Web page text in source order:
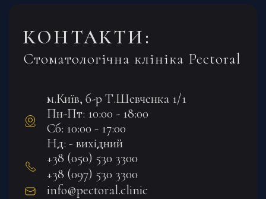
КОНТАКТИ:
Стоматологічна клініка Pectoral
м.Київ, б-р Т.Шевченка 1/1
Пн-Пт: 10:00 - 18:00
Сб: 10:00 - 17:00
Нд: - вихідний
+38 (050) 530 3300
+38 (097) 530 3300
info@pectoral.clinic